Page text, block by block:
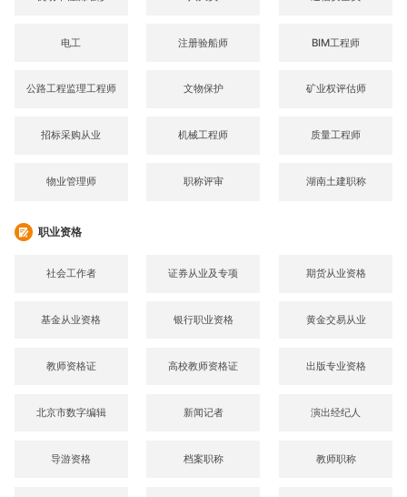
电工 注册验船师 BIM工程师
公路工程监理工程师 文物保护 矿业权评估师
招标采购从业 机械工程师 质量工程师
物业管理师 职称评审 湖南土建职称
职业资格
社会工作者 证券从业及专项 期货从业资格
基金从业资格 银行职业资格 黄金交易从业
教师资格证 高校教师资格证 出版专业资格
北京市数字编辑 新闻记者 演出经纪人
导游资格 档案职称 教师职称